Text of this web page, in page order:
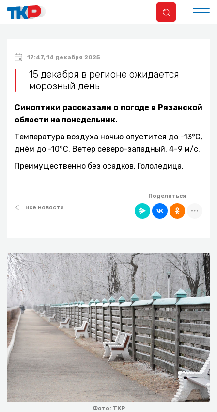
17:47, 14 декабря 2025
15 декабря в регионе ожидается
морозный день
Синоптики рассказали о погоде в Рязанской
области на понедельник.
Температура воздуха ночью опустится до -13°С,
днём до -10°С. Ветер северо-западный, 4-9 м/с.
Преимущественно без осадков. Гололедица.
Все новости
Поделиться
Фото: ТКР